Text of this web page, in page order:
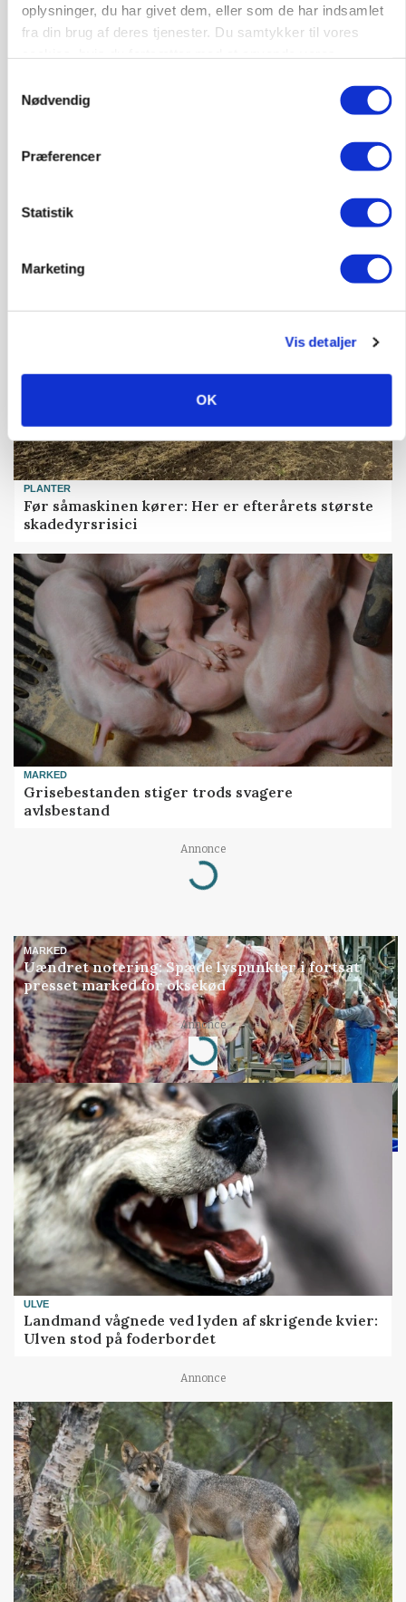
oplysninger, du har givet dem, eller som de har indsamlet
fra din brug af deres tjenester. Du samtykker til vores
Nødvendig
Præferencer
Statistik
Marketing
Vis detaljer
OK
KVÆG
PLANTER
Før såmaskinen kører: Her er efterårets største
skadedyrsrisici
MARKED
Grisebestanden stiger trods svagere
avlsbestand
Annonce
Loading...
MARKED
Uændret notering: Spæde lyspunkter i fortsat
presset marked for oksekød
Annonce
Loading...
ULVE
Landmand vågnede ved lyden af skrigende kvier:
Ulven stod på foderbordet
Annonce